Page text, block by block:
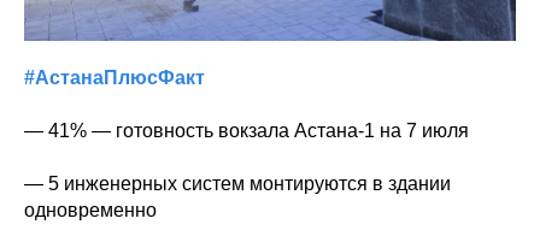
#АстанаПлюсФакт
— 41% — готовность вокзала Астана-1 на 7 июля
— 5 инженерных систем монтируются в здании
одновременно